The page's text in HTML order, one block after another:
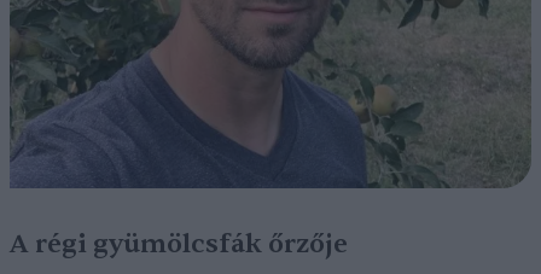
A régi gyümölcsfák őrzője